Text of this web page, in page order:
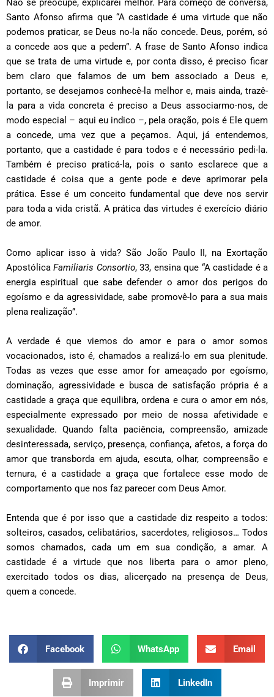
Não se preocupe, explicarei melhor. Para começo de conversa,
Santo Afonso afirma que “A castidade é uma virtude que não
podemos praticar, se Deus no-la não concede. Deus, porém, só
a concede aos que a pedem”. A frase de Santo Afonso indica
que se trata de uma virtude e, por conta disso, é preciso ficar
bem claro que falamos de um bem associado a Deus e,
portanto, se desejamos conhecê-la melhor e, mais ainda, trazê-
la para a vida concreta é preciso a Deus associarmo-nos, de
modo especial – aqui eu indico –, pela oração, pois é Ele quem
a concede, uma vez que a peçamos. Aqui, já entendemos,
portanto, que a castidade é para todos e é necessário pedi-la.
Também é preciso praticá-la, pois o santo esclarece que a
castidade é coisa que a gente pode e deve aprimorar pela
prática. Esse é um conceito fundamental que deve nos servir
para toda a vida cristã. A prática das virtudes é exercício diário
de amor.
Como aplicar isso à vida? São João Paulo II, na Exortação
ApostólicaFamiliaris Consortio, 33, ensina que “A castidade é a
energia espiritual que sabe defender o amor dos perigos do
egoísmo e da agressividade, sabe promovê-lo para a sua mais
plena realização”.
A verdade é que viemos do amor e para o amor somos
vocacionados, isto é, chamados a realizá-lo em sua plenitude.
Todas as vezes que esse amor for ameaçado por egoísmo,
dominação, agressividade e busca de satisfação própria é a
castidade a graça que equilibra, ordena e cura o amor em nós,
especialmente expressado por meio de nossa afetividade e
sexualidade. Quando falta paciência, compreensão, amizade
desinteressada, serviço, presença, confiança, afetos, a força do
amor que transborda em ajuda, escuta, olhar, compreensão e
ternura, é a castidade a graça que fortalece esse modo de
comportamento que nos faz parecer com Deus Amor.
Entenda que é por isso que a castidade diz respeito a todos:
solteiros, casados, celibatários, sacerdotes, religiosos… Todos
somos chamados, cada um em sua condição, a amar. A
castidade é a virtude que nos liberta para o amor pleno,
exercitado todos os dias, alicerçado na presença de Deus,
quem a concede.
Facebook WhatsApp Email
Imprimir LinkedIn